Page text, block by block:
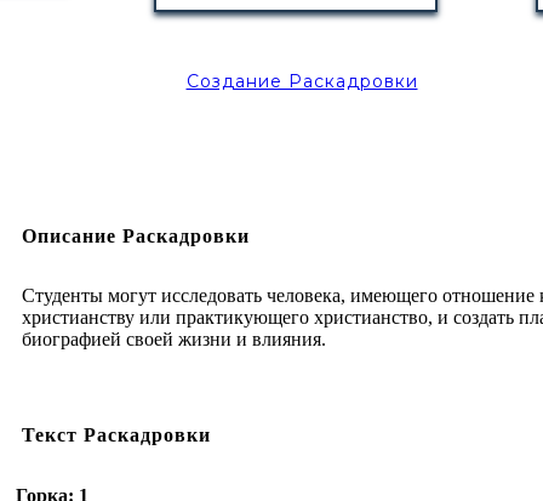
Создание Раскадровки
Описание Раскадровки
Студенты могут исследовать человека, имеющего отношение
христианству или практикующего христианство, и создать
биографией своей жизни и влияния.
Текст Раскадровки
Горка: 1